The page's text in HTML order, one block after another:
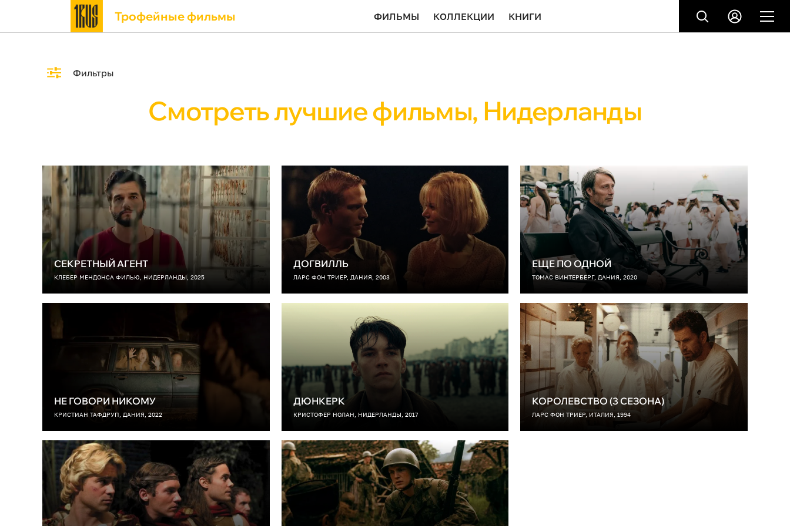
Трофейные фильмы ФИЛЬМЫ КОЛЛЕКЦИИ КНИГИ
Фильтры
Смотреть лучшие фильмы, Нидерланды
СЕКРЕТНЫЙ АГЕНТ
КЛЕБЕР МЕНДОНСА ФИЛЬЮ, НИДЕРЛАНДЫ, 2025
ДОГВИЛЛЬ
ЛАРС ФОН ТРИЕР, ДАНИЯ, 2003
ЕЩЕ ПО ОДНОЙ
ТОМАС ВИНТЕРБЕРГ, ДАНИЯ, 2020
НЕ ГОВОРИ НИКОМУ
КРИСТИАН ТАФДРУП, ДАНИЯ, 2022
ДЮНКЕРК
КРИСТОФЕР НОЛАН, НИДЕРЛАНДЫ, 2017
КОРОЛЕВСТВО (3 СЕЗОНА)
ЛАРС ФОН ТРИЕР, ИТАЛИЯ, 1994